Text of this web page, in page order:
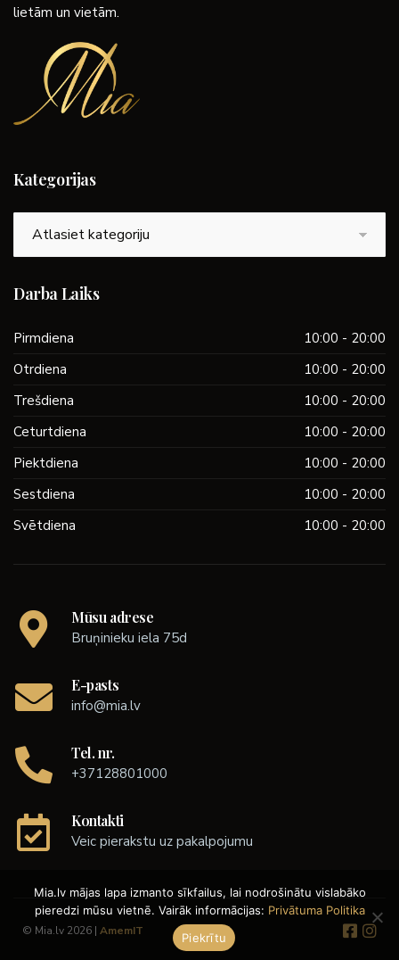
lietām un vietām.
Kategorijas
Darba Laiks
Pirmdiena
10:00 - 20:00
Otrdiena
10:00 - 20:00
Trešdiena
10:00 - 20:00
Ceturtdiena
10:00 - 20:00
Piektdiena
10:00 - 20:00
Sestdiena
10:00 - 20:00
Svētdiena
10:00 - 20:00
Mūsu adrese
Bruņinieku iela 75d
E-pasts
info@mia.lv
Tel. nr.
+37128801000
Kontakti
Veic pierakstu uz pakalpojumu
© Mia.lv 2026 | AmemIT
Mia.lv mājas lapa izmanto sīkfailus, lai nodrošinātu vislabāko
pieredzi mūsu vietnē. Vairāk informācijas: Privātuma Politika
Piekrītu